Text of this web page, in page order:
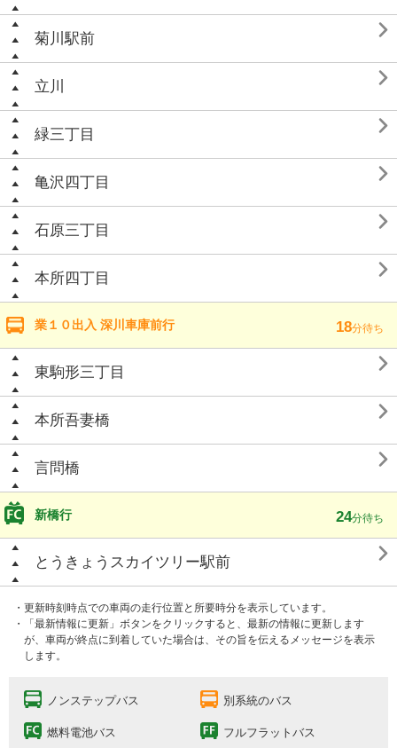
菊川駅前 
立川 
緑三丁目 
亀沢四丁目 
石原三丁目 
本所四丁目 
業１０出入 深川車庫前行 18分待ち
東駒形三丁目 
本所吾妻橋 
言問橋 
新橋行 24分待ち
とうきょうスカイツリー駅前 
・更新時刻時点での車両の走行位置と所要時分を表示しています。
・「最新情報に更新」ボタンをクリックすると、最新の情報に更新します
が、車両が終点に到着していた場合は、その旨を伝えるメッセージを表示
します。
ノンステップバス 別系統のバス
燃料電池バス フルフラットバス